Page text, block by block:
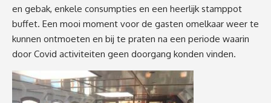
en gebak, enkele consumpties en een heerlijk stamppot
buffet. Een mooi moment voor de gasten omelkaar weer te
kunnen ontmoeten en bij te praten na een periode waarin
door Covid activiteiten geen doorgang konden vinden.